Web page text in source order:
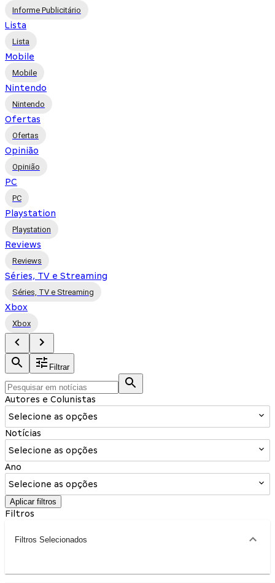
Informe Publicitário
Lista
Lista
Mobile
Mobile
Nintendo
Nintendo
Ofertas
Ofertas
Opinião
Opinião
PC
PC
Playstation
Playstation
Reviews
Reviews
Séries, TV e Streaming
Séries, TV e Streaming
Xbox
Xbox
Filtrar
Autores e Colunistas
Selecione as opções
Notícias
Selecione as opções
Ano
Selecione as opções
Aplicar filtros
Filtros
Filtros Selecionados